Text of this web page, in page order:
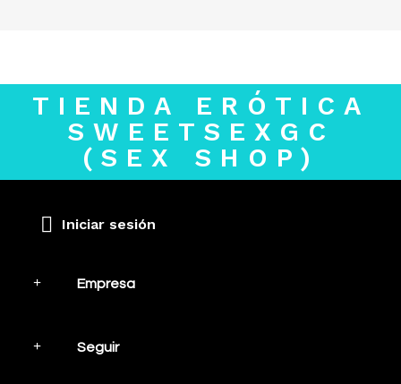
TIENDA ERÓTICA
SWEETSEXGC
(SEX SHOP)
Iniciar sesión
Empresa
Seguir